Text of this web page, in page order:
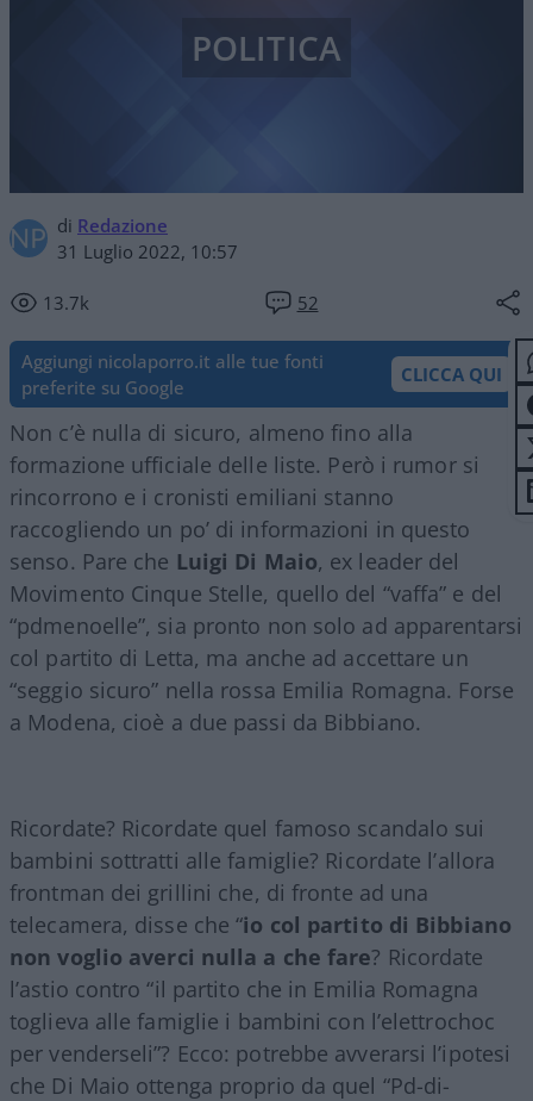
di Redazione
31 Luglio 2022, 10:57
13.7k 52
POLITICA
Aggiungi nicolaporro.it alle tue fonti
preferite su Google
CLICCA QUI
Non c’è nulla di sicuro, almeno fino alla
formazione ufficiale delle liste. Però i rumor si
rincorrono e i cronisti emiliani stanno
raccogliendo un po’ di informazioni in questo
senso. Pare che Luigi Di Maio, ex leader del
Movimento Cinque Stelle, quello del “vaffa” e del
“pdmenoelle”, sia pronto non solo ad apparentarsi
col partito di Letta, ma anche ad accettare un
“seggio sicuro” nella rossa Emilia Romagna. Forse
a Modena, cioè a due passi da Bibbiano.
Ricordate? Ricordate quel famoso scandalo sui
bambini sottratti alle famiglie? Ricordate l’allora
frontman dei grillini che, di fronte ad una
telecamera, disse che “io col partito di Bibbiano
non voglio averci nulla a che fare? Ricordate
l’astio contro “il partito che in Emilia Romagna
toglieva alle famiglie i bambini con l’elettrochoc
per venderseli”? Ecco: potrebbe avverarsi l’ipotesi
che Di Maio ottenga proprio da quel “Pd-di-